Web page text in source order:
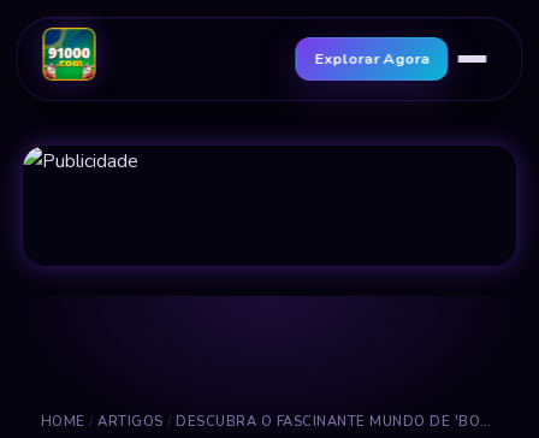
Explorar Agora
HOME / ARTIGOS / DESCUBRA O FASCINANTE MUNDO DE 'BOOKOFSHERLOCK'